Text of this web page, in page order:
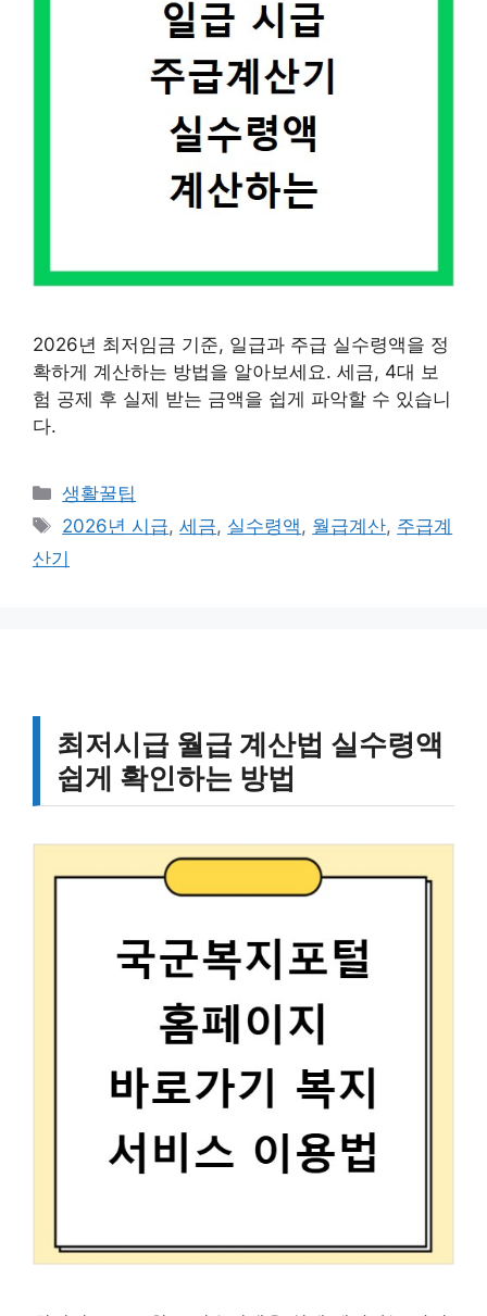
2026년 최저임금 기준, 일급과 주급 실수령액을 정
확하게 계산하는 방법을 알아보세요. 세금, 4대 보
험 공제 후 실제 받는 금액을 쉽게 파악할 수 있습니
다.
카
테
리
생활꿀팁
태
그
2026년 시급,세금, 실수령액, 월급계산, 주급계
산기
최저시급 월급 계산법 실수령액
쉽게 확인하는 방법